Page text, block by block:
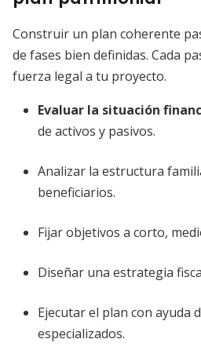
Construir un plan coherente
de fases bien definidas. Cada
fuerza legal a tu proyecto.
Evaluar la situación
de activos y pasivos.
Analizar la estructura
beneficiarios.
Fijar objetivos a corto,
Diseñar una estrategia
Ejecutar el plan con ayuda
especializados.